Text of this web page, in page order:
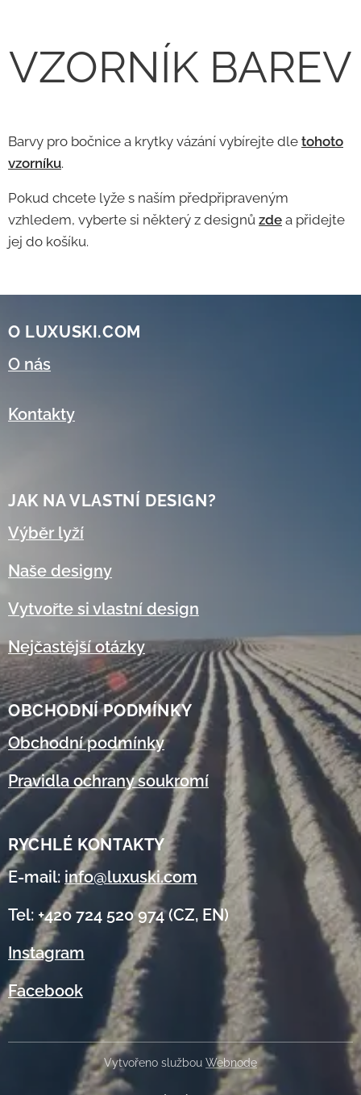
VZORNÍK BAREV
Barvy pro bočnice a krytky vázání vybírejte dle tohoto
vzorníku.
Pokud chcete lyže s naším předpřipraveným
vzhledem, vyberte si některý z designů zde a přidejte
jej do košíku.
O LUXUSKI.COM
O nás
Kontakty
JAK NA VLASTNÍ DESIGN?
Výběr lyží
Naše designy
Vytvořte si vlastní design
Nejčastější otázky
OBCHODNÍPODMÍNKY
Obchodní podmínky
Pravidla ochrany soukromí
RYCHLÉ KONTAKTY
E-mail: info@luxuski.com
Tel: +420 724 520 974 (CZ, EN)
Instagram
Facebook
Vytvořeno službou Webnode